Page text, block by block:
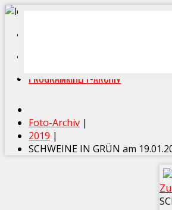
PROGRAMMHEFT-ARCHIV
Foto-Archiv |
2019 |
SCHWEINE IN GRÜN am